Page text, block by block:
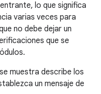
lo que significa
varias veces para
no debe dejar un
que se
muestra describe los
un mensaje de